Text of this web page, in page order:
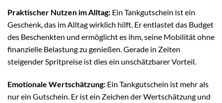
Praktischer Nutzen im Alltag: Ein Tankgutschein ist ein
Geschenk, das im Alltag wirklich hilft. Er entlastet das Budget
des Beschenkten und ermöglicht es ihm, seine Mobilität ohne
finanzielle Belastung zu genießen. Gerade in Zeiten
steigender Spritpreise ist dies ein unschätzbarer Vorteil.
Emotionale Wertschätzung: Ein Tankgutschein ist mehr als
nur ein Gutschein. Er ist ein Zeichen der Wertschätzung und